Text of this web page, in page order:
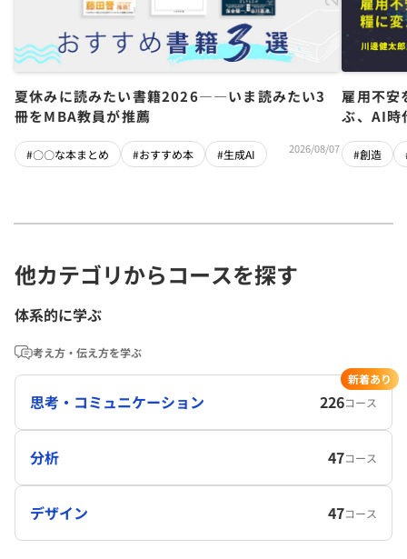
夏休みに読みたい書籍2026――いま読みたい3
冊をMBA教員が推薦
#〇〇な本まとめ #おすすめ本 #生成AI 2026/08/07
雇用不
ぶ、AI時
#創造
他カテゴリからコースを探す
体系的に学ぶ
考え方・伝え方を学ぶ
思考・コミュニケーション 226コース
新着あり
分析 47コース
デザイン 47コース